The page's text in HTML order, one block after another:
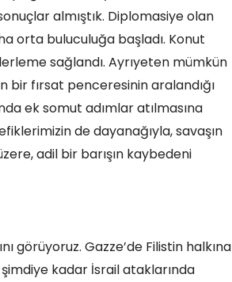
almıştık. Diplomasiye olan
orta buluculuğa başladı. Konut
sağlandı. Ayrıyeten mümkün
bir fırsat penceresinin aralandığı
ek somut adımlar atılmasına
de dayanağıyla, savaşın
adil bir barışın kaybedeni
görüyoruz. Gazze’de Filistin halkına
kadar İsrail ataklarında